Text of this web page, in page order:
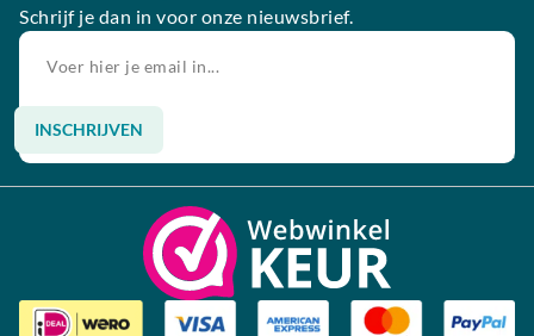
Schrijf je dan in voor onze nieuwsbrief.
INSCHRIJVEN
Alternative: